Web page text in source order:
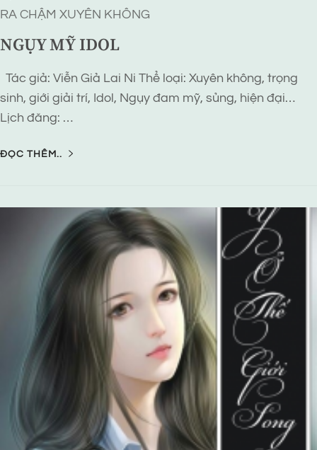
RA CHẬM XUYÊN KHÔNG
NGỤY MỸ IDOL
Tác giả: Viễn Giả Lai Ni Thể loại: Xuyên không, trọng
sinh, giới giải trí, Idol, Ngụy đam mỹ, sủng, hiện đại…
Lịch đăng: …
ĐỌC THÊM..